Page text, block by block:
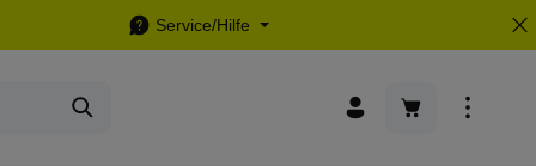
Service/Hilfe
Warenkorb